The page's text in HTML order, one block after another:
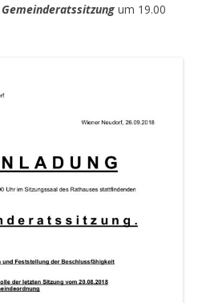
Gemeinderatssitzung um 19.00